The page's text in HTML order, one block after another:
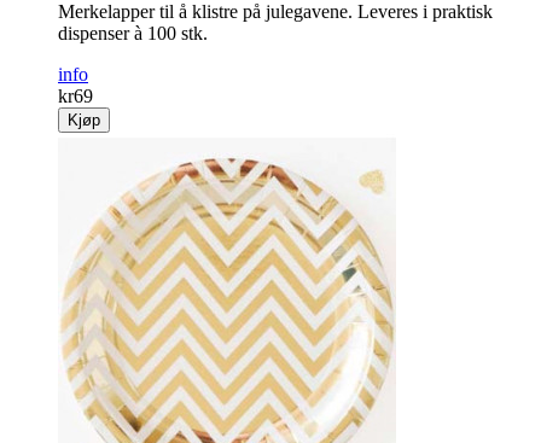
Merkelapper til å klistre på julegavene. Leveres i praktisk
dispenser à 100 stk.
info
kr69
Kjøp